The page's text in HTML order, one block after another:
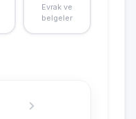
Evrak ve
belgeler